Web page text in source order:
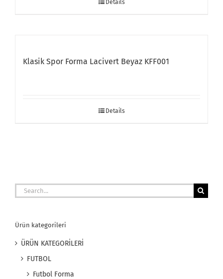
Details
Klasik Spor Forma Lacivert Beyaz KFF001
Details
Search
for:
Ürün kategorileri
ÜRÜN KATEGORİLERİ
FUTBOL
Futbol Forma